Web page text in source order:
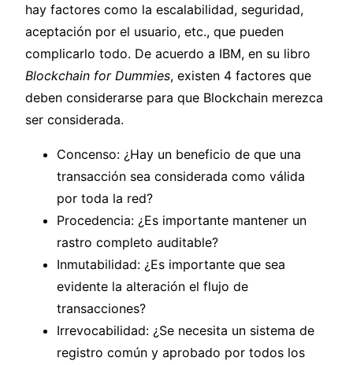
hay factores como la escalabilidad, seguridad,
aceptación por el usuario, etc., que pueden
complicarlo todo. De acuerdo a IBM, en su libro
Blockchain for Dummies, existen 4 factores que
deben considerarse para que Blockchain merezca
ser considerada.
Concenso: ¿Hay un beneficio de que una
transacción sea considerada como válida
por toda la red?
Procedencia: ¿Es importante mantener un
rastro completo auditable?
Inmutabilidad: ¿Es importante que sea
evidente la alteración el flujo de
transacciones?
Irrevocabilidad: ¿Se necesita un sistema de
registro común y aprobado por todos los